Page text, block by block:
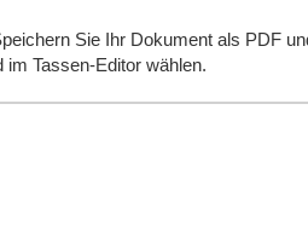
Sie Ihr Dokument als PDF
Tassen-Editor wählen.